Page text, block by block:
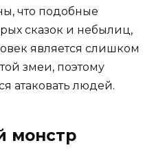
что подобные
сказок и небылиц,
является слишком
змеи, поэтому
атаковать людей.
монстр